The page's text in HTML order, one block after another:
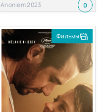
Anoniem 2023 0
Фильмы